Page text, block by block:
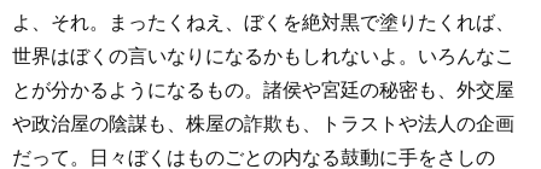
よ、それ。まったくねえ、ぼくを絶対黒で塗りたくれば、
世界はぼくの言いなりになるかもしれないよ。いろんなこ
とが分かるようになるもの。諸侯や宮廷の秘密も、外交屋
や政治屋の陰謀も、株屋の詐欺も、トラストや法人の企画
だって。日々ぼくはものごとの内なる鼓動に手をさしの